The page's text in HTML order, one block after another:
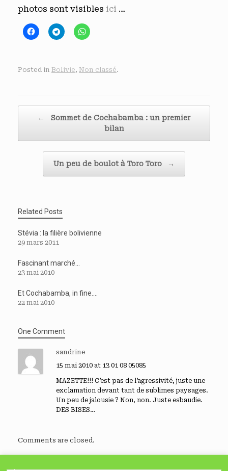
photos sont visibles ici …
Posted in Bolivie, Non classé.
←
Sommet de Cochabamba : un premier
bilan
Un peu de boulot à Toro Toro →
Related Posts
Stévia : la filière bolivienne
29 mars 2011
Fascinant marché…
23 mai 2010
Et Cochabamba, in fine….
22 mai 2010
One Comment
sandrine
15 mai 2010 at 13 01 08 05085
MAZETTE!!! C’est pas de l’agressivité, juste une
exclamation devant tant de sublimes paysages.
Un peu de jalousie ? Non, non. Juste esbaudie.
DES BISES…
Comments are closed.